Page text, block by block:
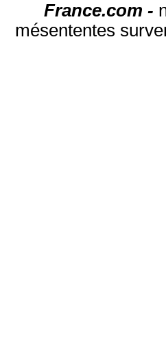
France.com -
mésententes